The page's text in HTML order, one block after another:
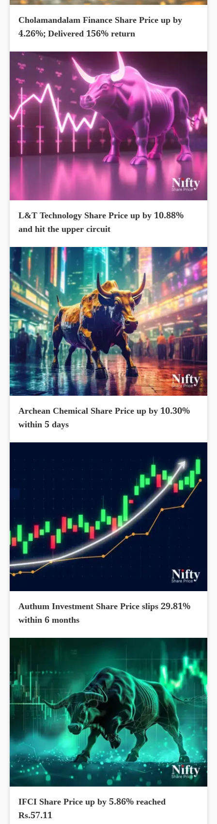
Cholamandalam Finance Share Price up by
4.26%; Delivered 156% return
L&T Technology Share Price up by 10.88%
and hit the upper circuit
Archean Chemical Share Price up by 10.30%
within 5 days
Authum Investment Share Price slips 29.81%
within 6 months
IFCI Share Price up by 5.86% reached
Rs.57.11